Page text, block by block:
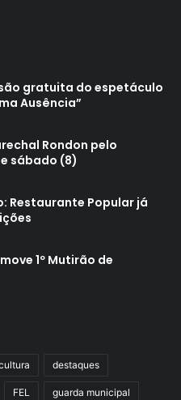
gratuita do espetáculo
Ausência”
Rondon pelo
sábado (8)
Restaurante Popular já
1º Mutirão de
destaques
FEL guarda municipal